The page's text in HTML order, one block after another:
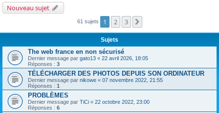
Nouveau sujet
61 sujets 1 2 3
Sujets
The web france en non sécurisé
Dernier message par gato13 « 22 avril 2026, 18:05
Réponses : 3
TÉLÉCHARGER DES PHOTOS DEPUIS SON ORDINATEUR
Dernier message par nikowe « 07 novembre 2022, 21:55
Réponses : 1
PROBLÈMES
Dernier message par TiCi « 22 octobre 2022, 23:00
Réponses : 6